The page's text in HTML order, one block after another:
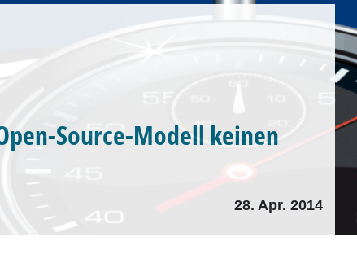
Source-Modell keinen
28. Apr. 2014